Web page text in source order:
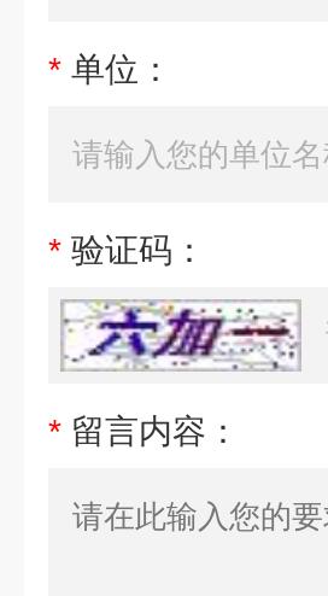
* 单位：
* 验证码：
* 留言内容：